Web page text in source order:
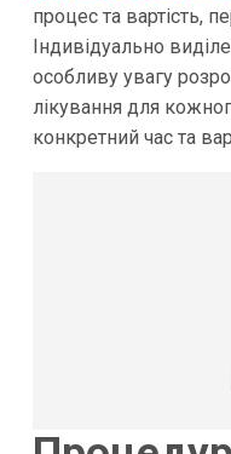
процес та вартість,
Індивідуально
особливу увагу
лікування для
конкретний час та